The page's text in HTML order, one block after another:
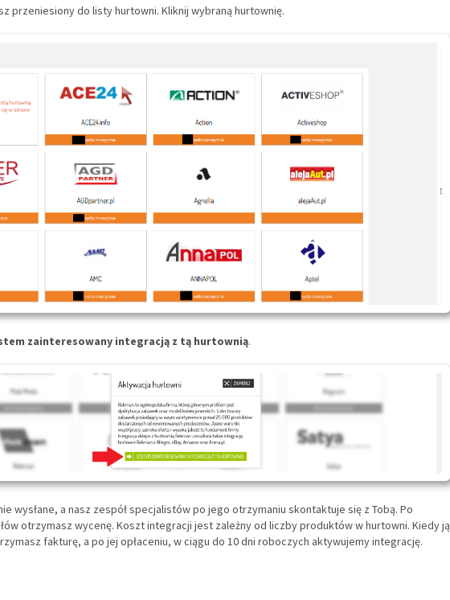
przeniesiony do listy hurtowni. Kliknij wybraną hurtownię.
zainteresowany integracją z tą hurtownią.
wysłane, a nasz zespół specjalistów po jego otrzymaniu skontaktuje się z Tobą. Po
otrzymasz wycenę. Koszt integracji jest zależny od liczby produktów w hurtowni. Kiedy ją
fakturę, a po jej opłaceniu, w ciągu do 10 dni roboczych aktywujemy integrację.